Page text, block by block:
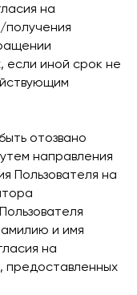
на
получения
если иной срок не
отозвано
направления
Пользователя на
и имя
на
предоставленных